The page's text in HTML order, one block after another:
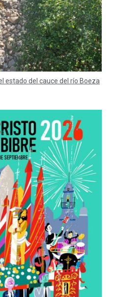
estado del cauce del río Boeza